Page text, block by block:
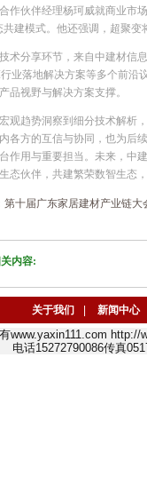
作伙伴经理杨珂威就商业市
共建模式。他还强调，超聚
分享环节，来自中建材信息
业落地解决方案等多个前沿
品视野与解决方案支撑。
趋势洞察到细分技术解析，
各方的互信与协同，也为后
作用与重要担当。未来，中
态伙伴，共建繁荣数智生态
第十届广东家居建材产业链大
内容:
关于我们 新闻中心
www.yaxin111.com
话15272790086传真